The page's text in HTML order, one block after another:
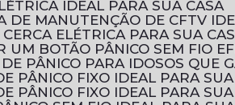
IDEAL PARA SUA CASA
DE MANUTENÇÃO DE CFTV
ELÉTRICA PARA SUA
UM BOTÃO PÂNICO SEM FIO
DE PÂNICO PARA IDOSOS QUE
PÂNICO FIXO IDEAL PARA
PÂNICO FIXO IDEAL PARA